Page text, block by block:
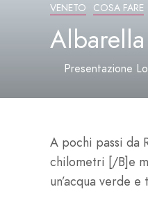
VENETO COSA FARE
Albarella
Presentazione
A pochi passi da
chilometri [/B]e
un’acqua verde